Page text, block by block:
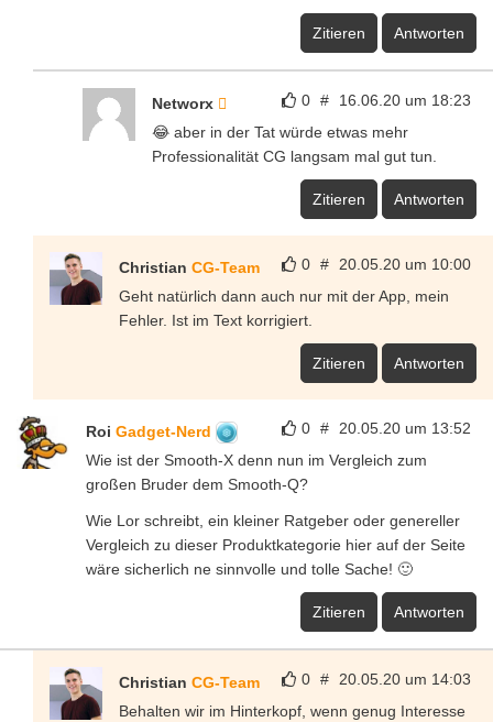
Zitieren Antworten
0 # 16.06.20 um 18:23
Networx
😂 aber in der Tat würde etwas mehr
Professionalität CG langsam mal gut tun.
Zitieren Antworten
0 # 20.05.20 um 10:00
Christian CG-Team
Geht natürlich dann auch nur mit der App, mein
Fehler. Ist im Text korrigiert.
Zitieren Antworten
0 # 20.05.20 um 13:52
Roi Gadget-Nerd
Wie ist der Smooth-X denn nun im Vergleich zum
großen Bruder dem Smooth-Q?
Wie Lor schreibt, ein kleiner Ratgeber oder genereller
Vergleich zu dieser Produktkategorie hier auf der Seite
wäre sicherlich ne sinnvolle und tolle Sache! 🙂
Zitieren Antworten
0 # 20.05.20 um 14:03
Christian CG-Team
Behalten wir im Hinterkopf, wenn genug Interesse